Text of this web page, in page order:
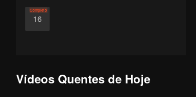
16
Completo
Vídeos Quentes de Hoje